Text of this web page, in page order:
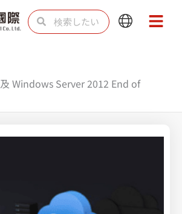
検
索 索
Main
Main
Windows Server 2012 End of